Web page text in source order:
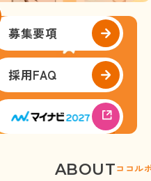
募集要項
採用FAQ
ABOUTココル